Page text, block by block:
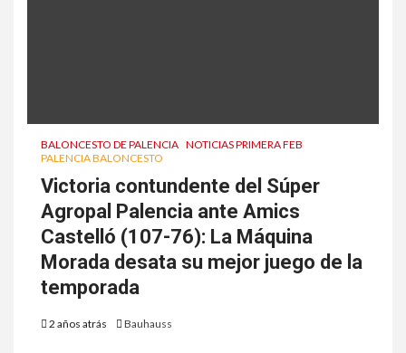
BALONCESTO DE PALENCIA NOTICIAS PRIMERA FEB
PALENCIA BALONCESTO
Victoria contundente del Súper
Agropal Palencia ante Amics
Castelló (107-76): La Máquina
Morada desata su mejor juego de la
temporada
2 años atrás Bauhauss